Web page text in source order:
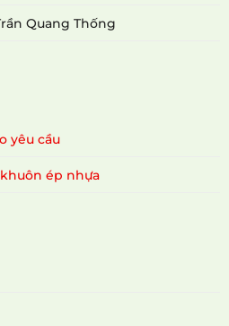
Quang Thống
yêu cầu
ép nhựa